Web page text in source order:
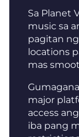
Sa Planet
music sa
pagitan
locations
mas
major
access
iba pang